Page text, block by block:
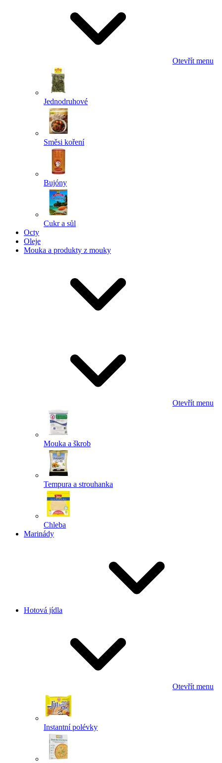
Otevřít menu
Jednodruhové
Směsi koření
Bujóny
Cukr a sůl
Octy
Oleje
Mouka a produkty z mouky
Otevřít menu
Mouka a škrob
Tempura a strouhanka
Chleba
Marinády
Hotová jídla
Otevřít menu
Instantní polévky
Powered by chaterimo